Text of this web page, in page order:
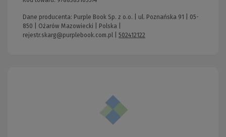
Dane producenta: Purple Book Sp. z o.o. | ul. Poznańska 91 | 05-
850 | Ożarów Mazowiecki | Polska |
rejestr.skarg@purplebook.com.pl
502412122